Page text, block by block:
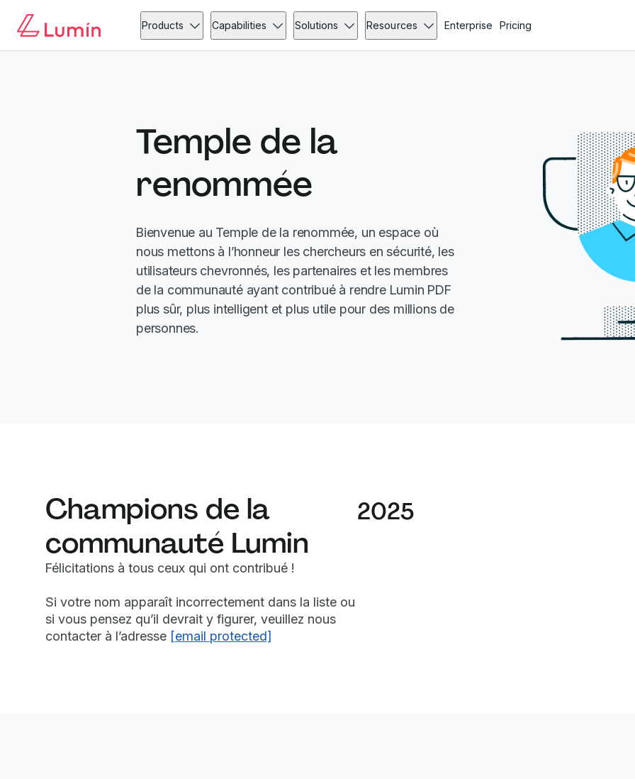
Products Capabilities Solutions Resources Enterprise Pricing
Temple de la
renommée
Bienvenue au Temple de la renommée, un espace où
nous mettons à l’honneur les chercheurs en sécurité, les
utilisateurs chevronnés, les partenaires et les membres
de la communauté ayant contribué à rendre Lumin PDF
plus sûr, plus intelligent et plus utile pour des millions de
personnes.
Champions de la
communauté Lumin
Félicitations à tous ceux qui ont contribué !
Si votre nom apparaît incorrectement dans la liste ou
si vous pensez qu’il devrait y figurer, veuillez nous
contacter à l’adresse [email protected]
2025